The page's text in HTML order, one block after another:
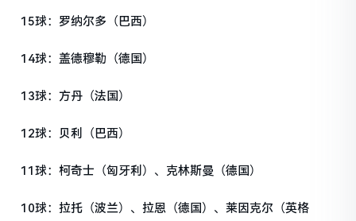
15球：罗纳尔多（巴西）
14球：盖德穆勒（德国）
13球：方丹（法国）
12球：贝利（巴西）
11球：柯奇士（匈牙利）、克林斯曼（德国）
10球：拉托（波兰）、拉恩（德国）、莱因克尔（英格